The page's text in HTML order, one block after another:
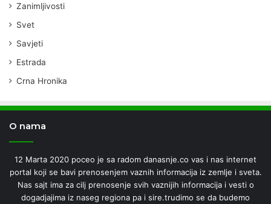
Zanimljivosti
Svet
Savjeti
Estrada
Crna Hronika
O nama
12 Marta 2020 poceo je sa radom danasnje.co vas i nas internet
portal koji se bavi prenosenjem vaznih informacija iz zemlje i sveta.
Nas sajt ima za cilj prenosenje svih vaznijih informacija i vesti o
dogadjajima iz naseg regiona pa i sire.trudimo se da budemo